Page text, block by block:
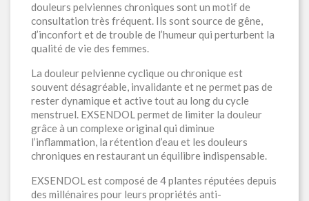
douleurs pelviennes chroniques sont un motif de
consultation très fréquent. Ils sont source de gêne,
d’inconfort et de trouble de l’humeur qui perturbent la
qualité de vie des femmes.
La douleur pelvienne cyclique ou chronique est
souvent désagréable, invalidante et ne permet pas de
rester dynamique et active tout au long du cycle
menstruel. EXSENDOL permet de limiter la douleur
grâce à un complexe original qui diminue
l’inflammation, la rétention d’eau et les douleurs
chroniques en restaurant un équilibre indispensable.
EXSENDOL est composé de 4 plantes réputées depuis
des millénaires pour leurs propriétés anti-